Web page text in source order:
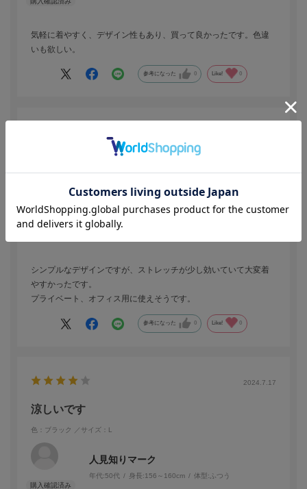
気軽に着やすく、デザイン性もあり、買って良かったです。色違
いも欲しい。
参考になった 0 Like! 0
める
年代:40代
シンプルなデザインですが、ストレッチが少し効いていて大変着
やすかったです。
プライベート、オフィス用に使えそうです。
参考になった 0 Like! 0
2024.7.17
涼しいです
色：ブラック ／サイズ：L
人見知りマーク
年代:50代 身長:156～160cm 体型:ふつう